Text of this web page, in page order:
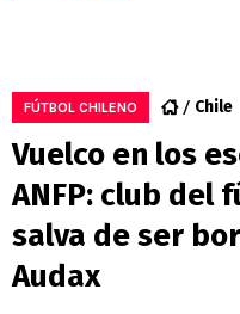
FÚTBOL CHILENO Chile
Vuelco en los
ANFP: club del
salva de ser
Audax